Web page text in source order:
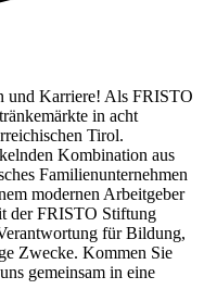
und Karriere! Als FRISTO
in acht
Tirol.
Kombination aus
Familienunternehmen
modernen Arbeitgeber
der FRISTO Stiftung
für Bildung,
Zwecke. Kommen Sie
gemeinsam in eine